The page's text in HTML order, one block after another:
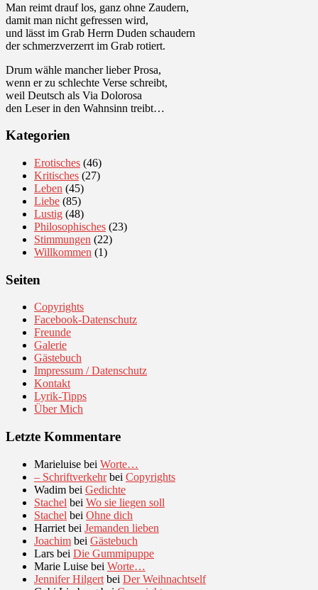
Man reimt drauf los, ganz ohne Zaudern,
damit man nicht gefressen wird,
und lässt im Grab Herrn Duden schaudern
der schmerzverzerrt im Grab rotiert.
Drum wähle mancher lieber Prosa,
wenn er zu schlechte Verse schreibt,
weil Deutsch als Via Dolorosa
den Leser in den Wahnsinn treibt…
Kategorien
Erotisches (46)
Kritisches (27)
Leben (45)
Liebe (85)
Lustig (48)
Philosophisches (23)
Stimmungen (22)
Willkommen (1)
Seiten
Copyrights
Facebook-Datenschutz
Freunde
Galerie
Gästebuch
Impressum / Datenschutz
Kontakt
Lyrik-Tipps
Über Mich
Letzte Kommentare
Marieluise bei Worte…
– Schriftverkehrbei Copyrights
Wadim bei Gedichte
Stachel bei Wo sie liegen soll
Stachel bei Ohne dich
Harriet bei Jemanden lieben
Joachim bei Gästebuch
Lars bei Die Gummipuppe
Marie Luise bei Worte…
Jennifer Hilgert bei Der Weihnachtself